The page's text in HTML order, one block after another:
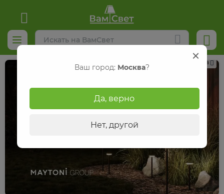
Реклама
Ваш город: Москва?
Да, верно
Нет, другой